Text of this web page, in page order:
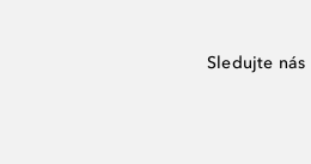
Sledujte nás